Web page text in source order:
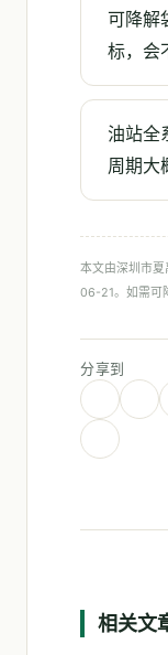
可降解
标，会
油站全
周期大
本文由深圳市
06-21。如需可
分享到
相关文